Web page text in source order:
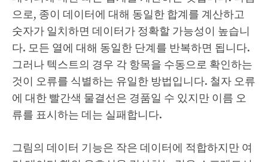
으로, 종이 데이터에 대해 동일한 합계를 계산하고
숫자가 일치하면 데이터가 정확할 가능성이 높습니
다. 모든 열에 대해 동일한 단계를 반복하면 됩니다.
그러나 텍스트의 경우 각 항목을 수동으로 확인하는
것이 오류를 식별하는 유일한 방법입니다. 철자 오류
에 대한 빨간색 물결선은 경품일 수 있지만 이름 오
류를 표시하는 데는 실패합니다.
그림의 데이터 기능은 작은 데이터에 적합하지만 여